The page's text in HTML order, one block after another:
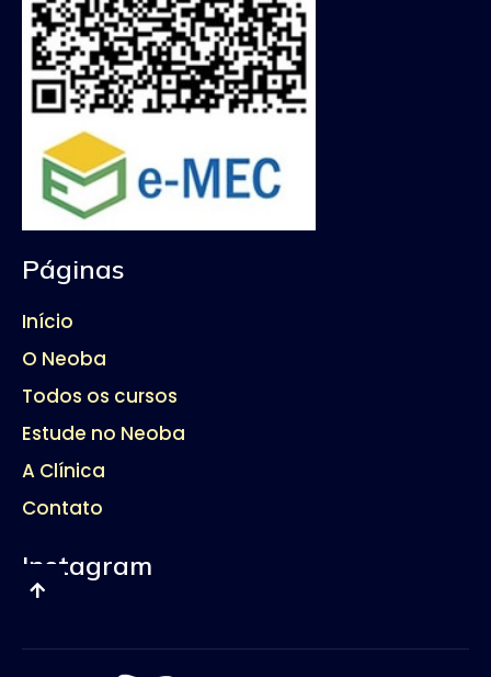
Páginas
Início
O Neoba
Todos os cursos
Estude no Neoba
A Clínica
Contato
Instagram